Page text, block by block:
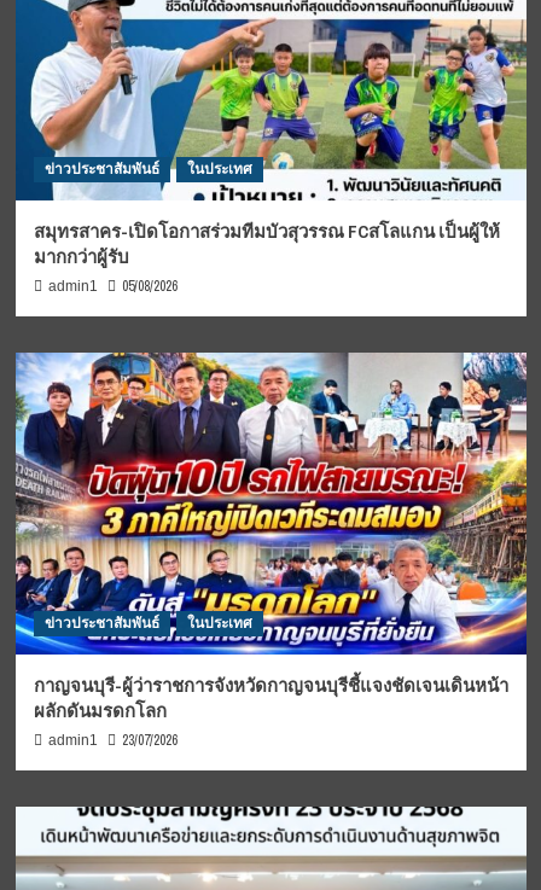
ข่าวประชาสัมพันธ์ ในประเทศ
สมุทรสาคร-เปิดโอกาสร่วมทีมบัวสุวรรณ FCสโลแกน เป็นผู้ให้
มากกว่าผู้รับ
admin1 05/08/2026
ข่าวประชาสัมพันธ์ ในประเทศ
กาญจนบุรี-ผู้ว่าราชการจังหวัดกาญจนบุรีชี้แจงชัดเจนเดินหน้า
ผลักดันมรดกโลก
admin1 23/07/2026